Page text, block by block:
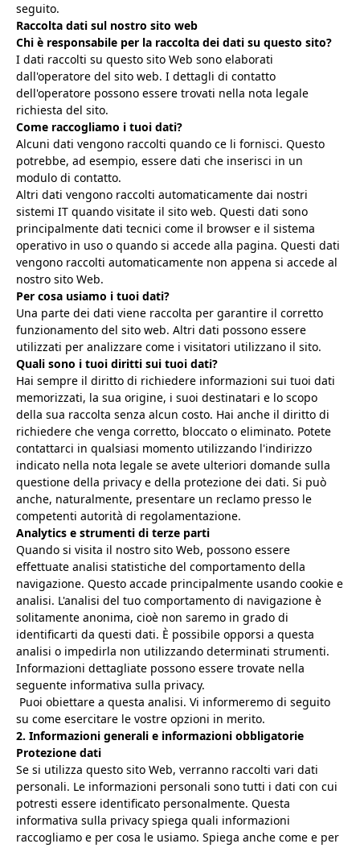
seguito.
Raccolta dati sul nostro sito web
Chi è responsabile per la raccolta dei dati su questo sito?
I dati raccolti su questo sito Web sono elaborati
dall'operatore del sito web. I dettagli di contatto
dell'operatore possono essere trovati nella nota legale
richiesta del sito.
Come raccogliamo i tuoi dati?
Alcuni dati vengono raccolti quando ce li fornisci. Questo
potrebbe, ad esempio, essere dati che inserisci in un
modulo di contatto.
Altri dati vengono raccolti automaticamente dai nostri
sistemi IT quando visitate il sito web. Questi dati sono
principalmente dati tecnici come il browser e il sistema
operativo in uso o quando si accede alla pagina. Questi dati
vengono raccolti automaticamente non appena si accede al
nostro sito Web.
Per cosa usiamo i tuoi dati?
Una parte dei dati viene raccolta per garantire il corretto
funzionamento del sito web. Altri dati possono essere
utilizzati per analizzare come i visitatori utilizzano il sito.
Quali sono i tuoi diritti sui tuoi dati?
Hai sempre il diritto di richiedere informazioni sui tuoi dati
memorizzati, la sua origine, i suoi destinatari e lo scopo
della sua raccolta senza alcun costo. Hai anche il diritto di
richiedere che venga corretto, bloccato o eliminato. Potete
contattarci in qualsiasi momento utilizzando l'indirizzo
indicato nella nota legale se avete ulteriori domande sulla
questione della privacy e della protezione dei dati. Si può
anche, naturalmente, presentare un reclamo presso le
competenti autorità di regolamentazione.
Analytics e strumenti di terze parti
Quando si visita il nostro sito Web, possono essere
effettuate analisi statistiche del comportamento della
navigazione. Questo accade principalmente usando cookie e
analisi. L'analisi del tuo comportamento di navigazione è
solitamente anonima, cioè non saremo in grado di
identificarti da questi dati. È possibile opporsi a questa
analisi o impedirla non utilizzando determinati strumenti.
Informazioni dettagliate possono essere trovate nella
seguente informativa sulla privacy.
Puoi obiettare a questa analisi. Vi informeremo di seguito
su come esercitare le vostre opzioni in merito.
2. Informazioni generali e informazioni obbligatorie
Protezione dati
Se si utilizza questo sito Web, verranno raccolti vari dati
personali. Le informazioni personali sono tutti i dati con cui
potresti essere identificato personalmente. Questa
informativa sulla privacy spiega quali informazioni
raccogliamo e per cosa le usiamo. Spiega anche come e per